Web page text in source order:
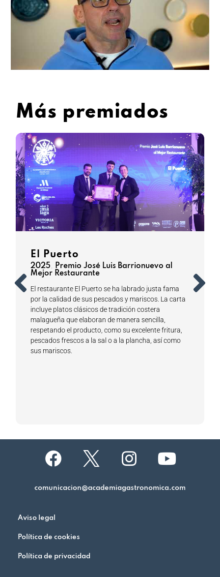
Más premiados
El Puerto
2025, Premio José Luis Barrionuevo al
Mejor Restaurante
El restaurante El Puerto se ha labrado justa fama
por la calidad de sus pescados y mariscos. La carta
incluye platos clásicos de tradición costera
malagueña que elaboran de manera sencilla,
respetando el producto, como su excelente fritura,
pescados frescos a la sal o a la plancha, así como
sus mariscos.
comunicacion@academiagastronomica.com
Aviso legal
Política de cookies
Política de privacidad